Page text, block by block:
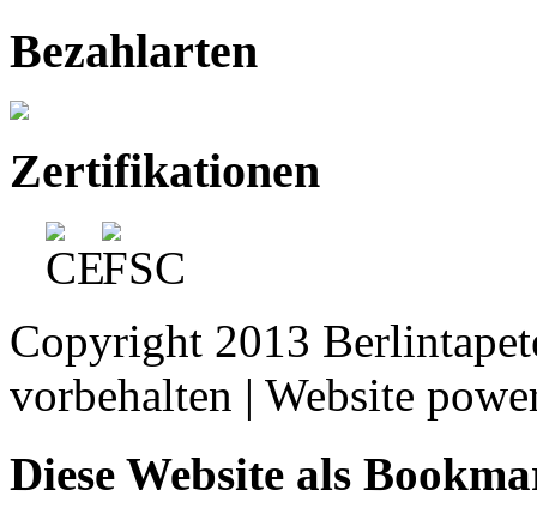
Bezahlarten
Zertifikationen
Copyright 2013
vorbehalten | Website
Diese Website als